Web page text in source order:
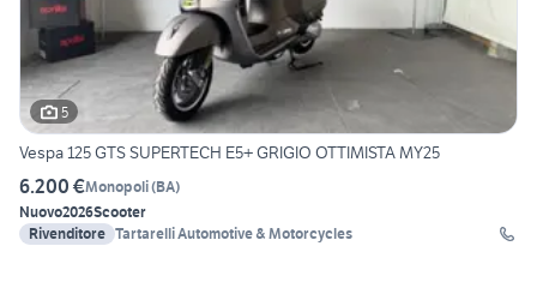
5
Vespa 125 GTS SUPERTECH E5+ GRIGIO OTTIMISTA MY25
6.200 €Monopoli(BA)
Nuovo2026Scooter
Rivenditore Tartarelli Automotive & Motorcycles